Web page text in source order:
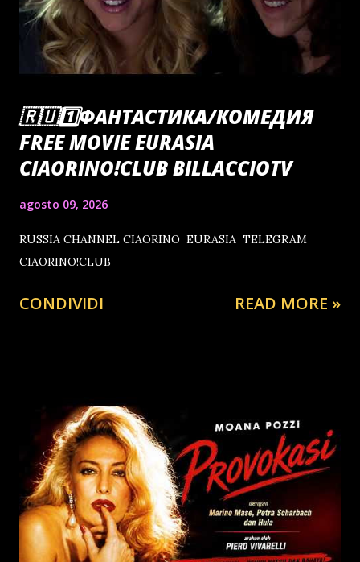
🇷🇺1️⃣ФАНТАСТИКА/КОМЕДИЯ
FREE MOVIE EURASIA
CIAORINO!CLUB BILLACCIOTV
agosto 09, 2026
RUSSIA CHANNEL CIAORINO EURASIA TELEGRAM
CIAORINO!CLUB
CONDIVIDI READ MORE »